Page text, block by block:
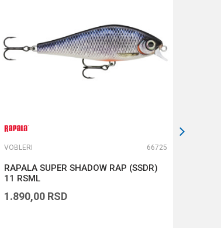
VOBLERI 66725
RAPALA SUPER SHADOW RAP (SSDR)
11 RSML
1.890,00 RSD